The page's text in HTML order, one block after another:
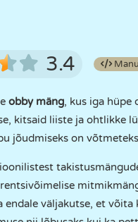
3.4
obby mäng, kus iga hüpe
kitsaid liiste ja ohtlikke
jõudmiseks on
endale väljakutse, et